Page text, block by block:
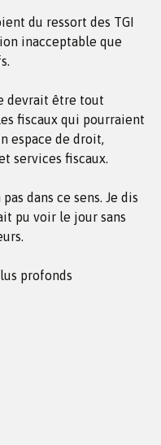
du ressort des TGI
inacceptable que
devrait être tout
fiscaux qui pourraient
espace de droit,
services fiscaux.
dans ce sens. Je dis
pu voir le jour sans
profonds